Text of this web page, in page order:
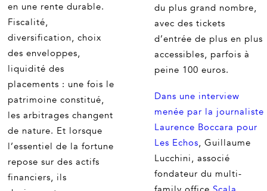
en une rente durable.
Fiscalité,
diversification, choix
des enveloppes,
liquidité des
placements : une fois le
patrimoine constitué,
les arbitrages changent
de nature. Et lorsque
l’essentiel de la fortune
repose sur des actifs
financiers, ils
du plus grand nombre,
avec des tickets
d’entrée de plus en plus
accessibles, parfois à
peine 100 euros.
Dans une interview
menée par la journaliste
Laurence Boccara pour
Les Echos, Guillaume
Lucchini, associé
fondateur du multi-